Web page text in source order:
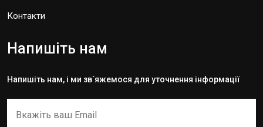
Контакти
Напишіть нам
Напишіть нам, і ми зв`яжемося для уточнення інформації